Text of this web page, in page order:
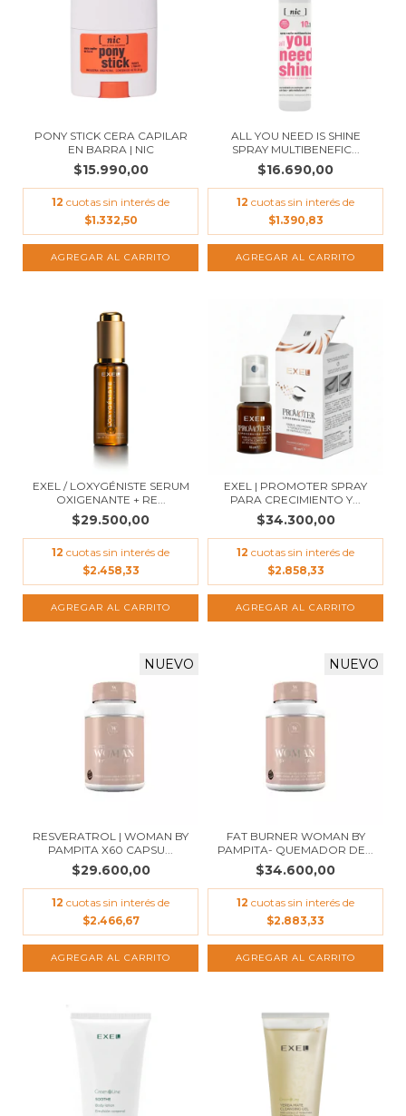
PONY STICK CERA CAPILAR
EN BARRA | NIC
$15.990,00
12 cuotas sin interés de
$1.332,50
ALL YOU NEED IS SHINE
SPRAY MULTIBENEFIC...
$16.690,00
12 cuotas sin interés de
$1.390,83
EXEL / LOXYGÉNISTE SERUM
OXIGENANTE + RE...
$29.500,00
12 cuotas sin interés de
$2.458,33
EXEL | PROMOTER SPRAY
PARA CRECIMIENTO Y...
$34.300,00
12 cuotas sin interés de
$2.858,33
NUEVO
RESVERATROL | WOMAN BY
PAMPITA X60 CAPSU...
$29.600,00
12 cuotas sin interés de
$2.466,67
NUEVO
FAT BURNER WOMAN BY
PAMPITA- QUEMADOR DE...
$34.600,00
12 cuotas sin interés de
$2.883,33